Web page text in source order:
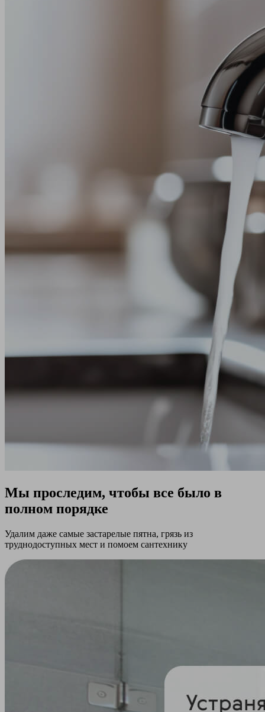
Мы проследим, чтобы все было в
полном порядке
Удалим даже самые застарелые пятна, грязь из
труднодоступных мест и помоем сантехнику